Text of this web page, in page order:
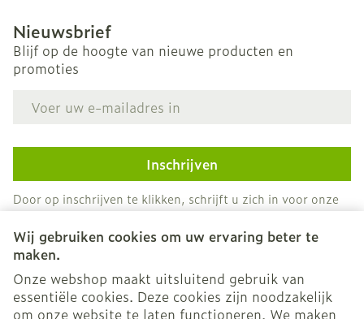
Wij gebruiken cookies om uw ervaring beter te
maken.
Onze webshop maakt uitsluitend gebruik van
essentiële cookies. Deze cookies zijn noodzakelijk
om onze website te laten functioneren. We maken
Nieuwsbrief
Blijf op de hoogte van nieuwe producten en
promoties
Inschrijven
Door op inschrijven te klikken, schrijft u zich in voor onze
nieuwsbrief en gaat u akkoord met onzeprivacy policy.